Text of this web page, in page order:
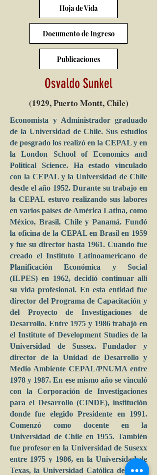
Hoja de Vida
Documento de Ingreso
Publicaciones
Osvaldo Sunkel
(1929, Puerto Montt, Chile)
Economista y Administrador graduado
de la Universidad de Chile. Sus estudios
de posgrado los realizó en la CEPAL y en
la London School of Economics and
Political Science. Ha estado vinculado
con la CEPAL y la Universidad de Chile
desde el año 1952. Durante su trabajo en
la CEPAL estuvo realizando sus labores
en varios países de América Latina, como
México, Brasil, Chile y Panamá. Fundó
la oficina de la CEPAL en Brasil en 1959
y fue su director hasta 1961. Cuando fue
creado el Instituto Latinoamericano de
Planificación Económica y Social
(ILPES) en 1962, decidió continuar allí
su vida profesional. En esta entidad fue
director del Programa de Capacitación y
del Proyecto de Investigaciones de
Desarrollo. Entre 1975 y 1986 trabajó en
el Institute of Development Studies de la
Universidad de Sussex. Fundador y
director de la Unidad de Desarrollo y
Medio Ambiente CEPAL/PNUMA entre
1978 y 1987. En ese mismo año se vinculó
con la Corporación de Investigaciones
para el Desarrollo (CINDE), institución
donde fue elegido Presidente en 1991.
Comenzó como docente en la
Universidad de Chile en 1955. También
fue profesor en la Universidad de Susexx
entre 1975 y 1986, en la Universidad de
Texas, la Universidad Católica de Chile,